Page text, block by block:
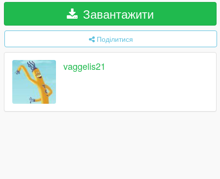
Завантажити
Поділитися
vaggelis21